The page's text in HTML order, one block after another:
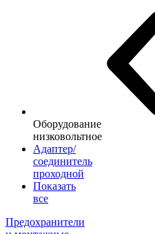
Оборудование
низковольтное
Адаптер/
соединитель
проходной
Показать
все
Предохранители